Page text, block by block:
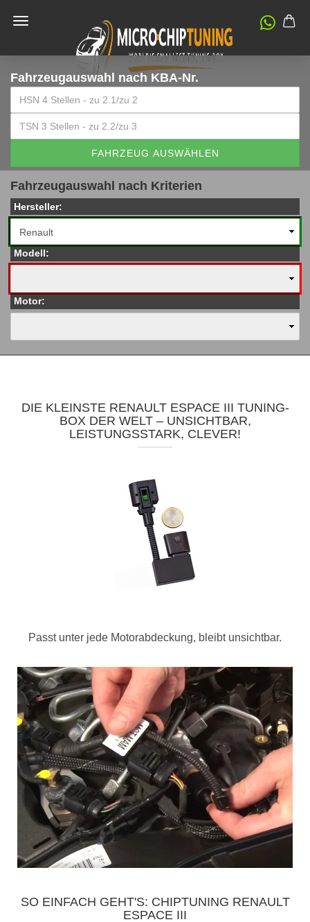
Fahrzeugauswahl nach KBA-Nr.
FAHRZEUG AUSWÄHLEN
Fahrzeugauswahl nach Kriterien
Hersteller:
Modell:
Motor:
DIE KLEINSTE RENAULT ESPACE III TUNING-
BOX DER WELT – UNSICHTBAR,
LEISTUNGSSTARK, CLEVER!
Passt unter jede Motorabdeckung, bleibt unsichtbar.
SO EINFACH GEHT'S: CHIPTUNING RENAULT
ESPACE III